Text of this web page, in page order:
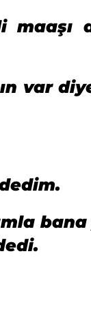
var